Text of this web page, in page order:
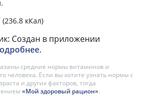
кКал)
Создан в приложении
.
средние нормы витаминов и
человека. Если вы хотите узнать нормы с
и других факторов, тогда
«Мой здоровый рацион».